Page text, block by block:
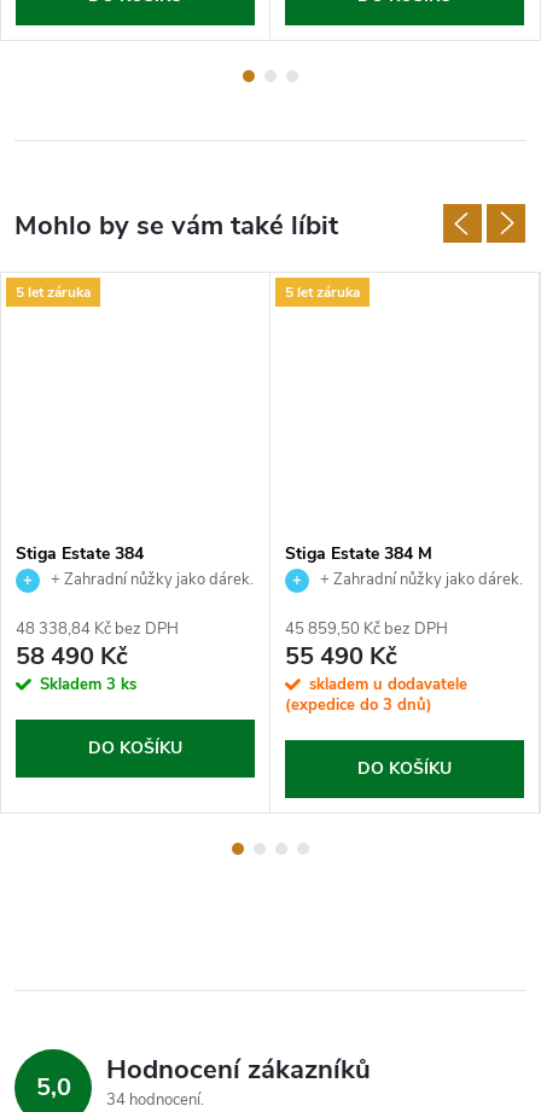
5 let záruka
Stiga Estate 384
+ Zahradní nůžky jako dárek.
48 338,84 Kč bez DPH
58 490 Kč
Skladem 3 ks
DO KOŠÍKU
5 let záruka
Stiga Estate 384 M
+ Zahradní nůžky jako dárek.
45 859,50 Kč bez DPH
55 490 Kč
skladem u dodavatele
(expedice do 3 dnů)
DO KOŠÍKU
5,0 Hodnocení zákazníků
34 hodnocení